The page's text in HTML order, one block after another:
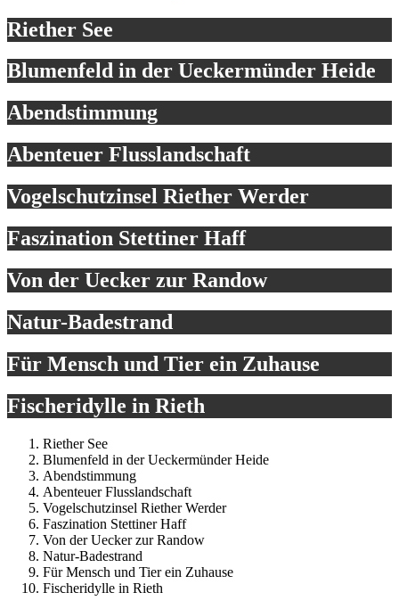
Riether See
Blumenfeld in der Ueckermünder Heide
Abendstimmung
Abenteuer Flusslandschaft
Vogelschutzinsel Riether Werder
Faszination Stettiner Haff
Von der Uecker zur Randow
Natur-Badestrand
Für Mensch und Tier ein Zuhause
Fischeridylle in Rieth
Riether See
Blumenfeld in der Ueckermünder Heide
Abendstimmung
Abenteuer Flusslandschaft
Vogelschutzinsel Riether Werder
Faszination Stettiner Haff
Von der Uecker zur Randow
Natur-Badestrand
Für Mensch und Tier ein Zuhause
Fischeridylle in Rieth